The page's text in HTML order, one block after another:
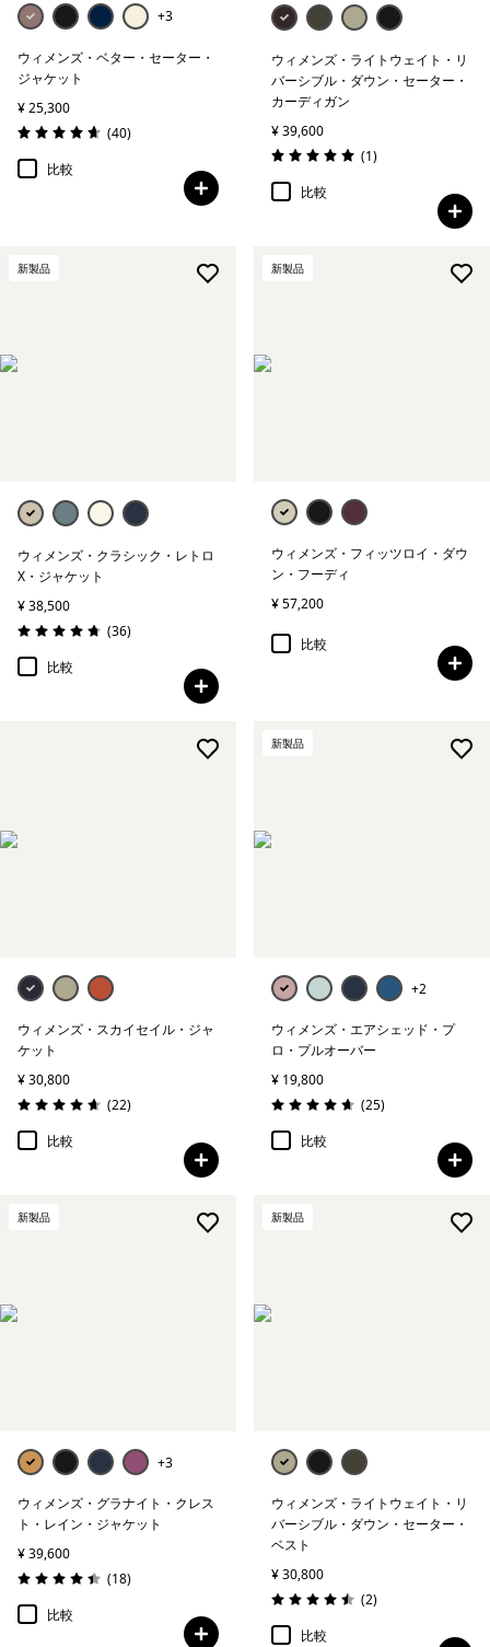
+3
ウィメンズ・ベター・セーター・
ジャケット
¥ 25,300
評価: 4.6 / 5
(40レビュー
)
比較
ウィメンズ・ライトウェイト・リ
バーシブル・ダウン・セーター・
カーディガン
¥ 39,600
評価: 5.0 / 5
(1レビュー
)
比較
新製品
ウィメンズ・クラシック・レトロ
X・ジャケット
¥ 38,500
評価: 4.8 / 5
(36レビュー
)
比較
新製品
ウィメンズ・フィッツロイ・ダウ
ン・フーディ
¥ 57,200
比較
ウィメンズ・スカイセイル・ジャ
ケット
¥ 30,800
評価: 4.7 / 5
(22レビュー
)
比較
新製品
+2
ウィメンズ・エアシェッド・プ
ロ・プルオーバー
¥ 19,800
評価: 4.6 / 5
(25レビュー
)
比較
新製品
+3
ウィメンズ・グラナイト・クレス
ト・レイン・ジャケット
¥ 39,600
評価: 4.4 / 5
(18レビュー
)
比較
新製品
ウィメンズ・ライトウェイト・リ
バーシブル・ダウン・セーター・
ベスト
¥ 30,800
評価: 4.5 / 5
(2レビュー
)
比較